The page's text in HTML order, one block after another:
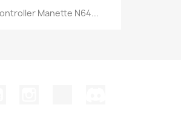
Manette N64...